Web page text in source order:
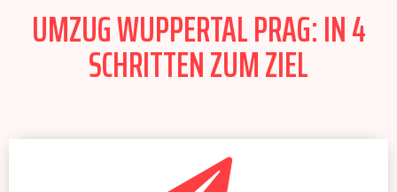
UMZUG WUPPERTAL PRAG: IN 4
SCHRITTEN ZUM ZIEL